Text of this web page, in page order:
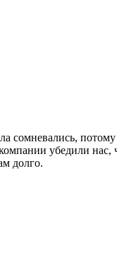
сомневались,
убедили нас,
долго.